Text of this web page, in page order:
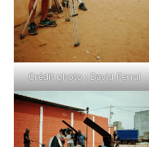
Crédit photo : David Ferral